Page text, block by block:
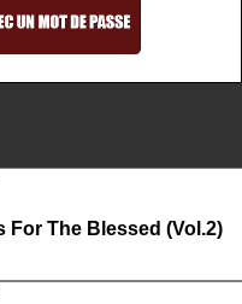
For The Blessed (Vol.2)